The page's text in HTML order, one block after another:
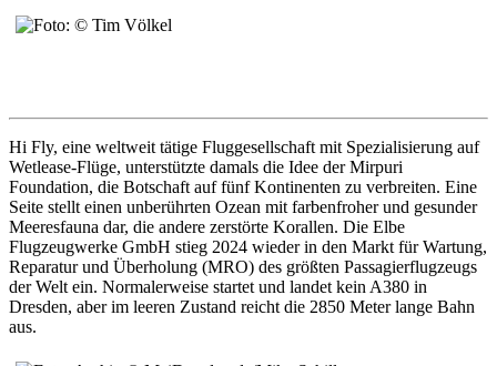
Hi Fly, eine weltweit tätige Fluggesellschaft mit Spezialisierung auf
Wetlease-Flüge, unterstützte damals die Idee der Mirpuri
Foundation, die Botschaft auf fünf Kontinenten zu verbreiten. Eine
Seite stellt einen unberührten Ozean mit farbenfroher und gesunder
Meeresfauna dar, die andere zerstörte Korallen. Die Elbe
Flugzeugwerke GmbH stieg 2024 wieder in den Markt für Wartung,
Reparatur und Überholung (MRO) des größten Passagierflugzeugs
der Welt ein. Normalerweise startet und landet kein A380 in
Dresden, aber im leeren Zustand reicht die 2850 Meter lange Bahn
aus.